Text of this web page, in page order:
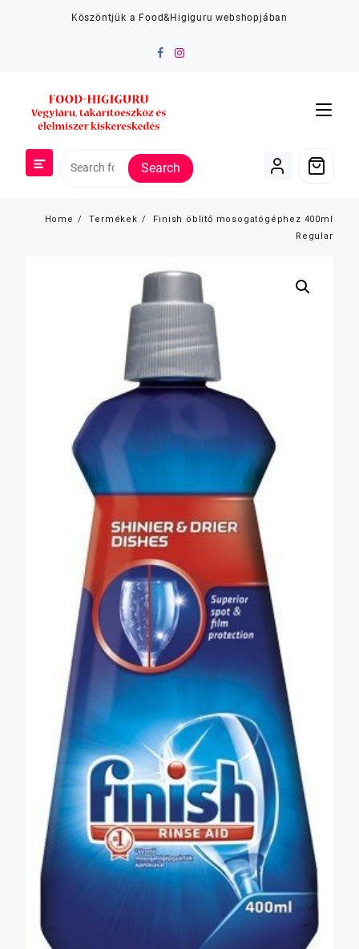
Köszöntjük a Food&Higiguru webshopjában
Search
Home Termékek
Finish öblítő mosogatógéphez 400ml
Regular